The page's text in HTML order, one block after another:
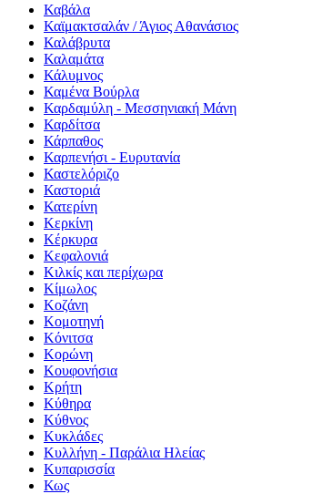
Καβάλα
Καϊμακτσαλάν / Άγιος Αθανάσιος
Καλάβρυτα
Καλαμάτα
Κάλυμνος
Καμένα Βούρλα
Καρδαμύλη - Μεσσηνιακή Μάνη
Καρδίτσα
Κάρπαθος
Καρπενήσι - Ευρυτανία
Καστελόριζο
Καστοριά
Κατερίνη
Κερκίνη
Κέρκυρα
Κεφαλονιά
Κιλκίς και περίχωρα
Κίμωλος
Κοζάνη
Κομοτηνή
Κόνιτσα
Κορώνη
Κουφονήσια
Κρήτη
Κύθηρα
Κύθνος
Κυκλάδες
Κυλλήνη - Παράλια Ηλείας
Κυπαρισσία
Κως